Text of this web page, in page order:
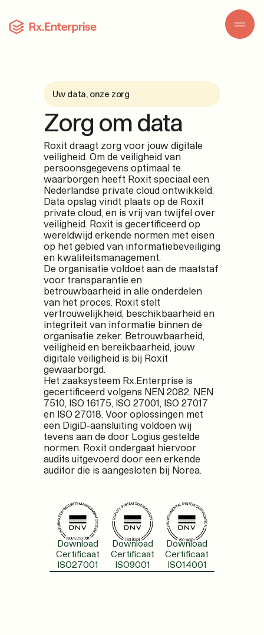
Uw data, onze zorg
Zorg om data
Roxit draagt zorg voor jouw digitale
veiligheid. Om de veiligheid van
persoonsgegevens optimaal te
waarborgen heeft Roxit speciaal een
Nederlandse private cloud ontwikkeld.
Data opslag vindt plaats op de Roxit
private cloud, en is vrij van twijfel over
veiligheid. Roxit is gecertificeerd op
wereldwijd erkende normen met eisen
op het gebied van informatiebeveiliging
en kwaliteitsmanagement.
De organisatie voldoet aan de maatstaf
voor transparantie en
betrouwbaarheid in alle onderdelen
van het proces. Roxit stelt
vertrouwelijkheid, beschikbaarheid en
integriteit van informatie binnen de
organisatie zeker. Betrouwbaarheid,
veiligheid en bereikbaarheid, jouw
digitale veiligheid is bij Roxit
gewaarborgd.
Het zaaksysteem Rx.Enterprise is
gecertificeerd volgens NEN 2082, NEN
7510, ISO 16175, ISO 27001, ISO 27017
en ISO 27018. Voor oplossingen met
een DigiD-aansluiting voldoen wij
tevens aan de door Logius gestelde
normen. Roxit ondergaat hiervoor
audits uitgevoerd door een erkende
auditor die is aangesloten bij Norea.
Download
Certificaat
ISO27001
Download
Certificaat
ISO9001
Download
Certificaat
ISO14001